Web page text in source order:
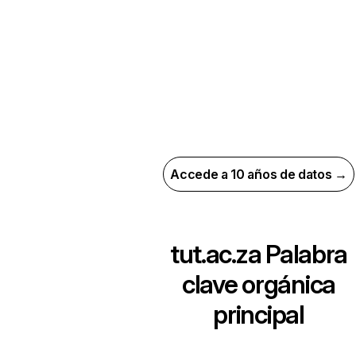
Accede a 10 años de datos →
tut.ac.za Palabra
clave orgánica
principal